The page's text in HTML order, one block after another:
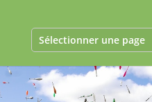
Sélectionner une page